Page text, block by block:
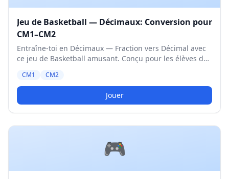
Jeu de Basketball — Décimaux: Conversion pour
CM1–CM2
Entraîne-toi en Décimaux — Fraction vers Décimal avec
ce jeu de Basketball amusant. Conçu pour les élèves de
CM1 CM2
Jouer
🎮